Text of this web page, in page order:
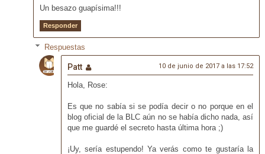
Un besazo guapísima!!!
Responder
Respuestas
Patt 10 de junio de 2017 a las 17:52
Hola, Rose:
Es que no sabía si se podía decir o no porque en el
blog oficial de la BLC aún no se había dicho nada, así
que me guardé el secreto hasta última hora ;)
¡Uy, sería estupendo! Ya verás como te gustaría la